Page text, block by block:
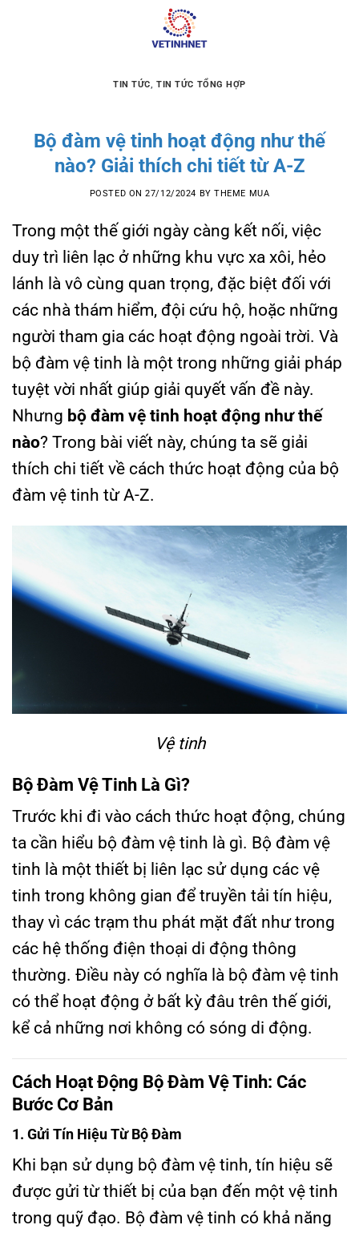
TIN TỨC,TIN TỨC TỔNG HỢP
Bộ đàm vệ tinh hoạt động như thế
nào? Giải thích chi tiết từ A-Z
POSTED ON27/12/2024 BYTHEME MUA
Trong một thế giới ngày càng kết nối, việc
duy trì liên lạc ở những khu vực xa xôi, hẻo
lánh là vô cùng quan trọng, đặc biệt đối với
các nhà thám hiểm, đội cứu hộ, hoặc những
người tham gia các hoạt động ngoài trời. Và
bộ đàm vệ tinh là một trong những giải pháp
tuyệt vời nhất giúp giải quyết vấn đề này.
Nhưng bộ đàm vệ tinh hoạt động như thế
nào? Trong bài viết này, chúng ta sẽ giải
thích chi tiết về cách thức hoạt động của bộ
đàm vệ tinh từ A-Z.
Vệ tinh
Bộ Đàm Vệ Tinh Là Gì?
Trước khi đi vào cách thức hoạt động, chúng
ta cần hiểu bộ đàm vệ tinh là gì. Bộ đàm vệ
tinh là một thiết bị liên lạc sử dụng các vệ
tinh trong không gian để truyền tải tín hiệu,
thay vì các trạm thu phát mặt đất như trong
các hệ thống điện thoại di động thông
thường. Điều này có nghĩa là bộ đàm vệ tinh
có thể hoạt động ở bất kỳ đâu trên thế giới,
kể cả những nơi không có sóng di động.
Cách Hoạt Động Bộ Đàm Vệ Tinh: Các
Bước Cơ Bản
1. Gửi Tín Hiệu Từ Bộ Đàm
Khi bạn sử dụng bộ đàm vệ tinh, tín hiệu sẽ
được gửi từ thiết bị của bạn đến một vệ tinh
trong quỹ đạo. Bộ đàm vệ tinh có khả năng